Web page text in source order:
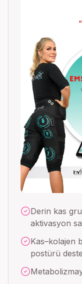
Derin kas
aktivasyon
Kas–kolajen
postürü